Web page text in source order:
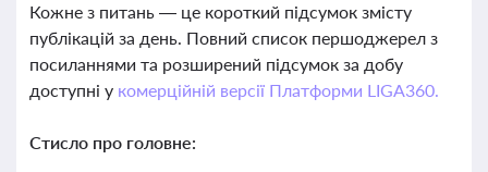
Кожне з питань — це короткий підсумок змісту
публікацій за день. Повний список першоджерел з
посиланнями та розширений підсумок за добу
доступні у комерційній версії Платформи LIGA360.
Стисло про головне: